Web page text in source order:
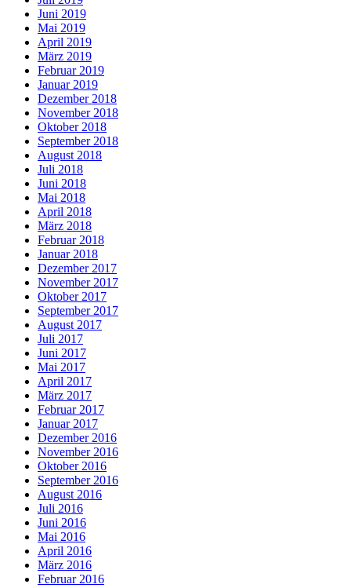
Juni 2019
Mai 2019
April 2019
März 2019
Februar 2019
Januar 2019
Dezember 2018
November 2018
Oktober 2018
September 2018
August 2018
Juli 2018
Juni 2018
Mai 2018
April 2018
März 2018
Februar 2018
Januar 2018
Dezember 2017
November 2017
Oktober 2017
September 2017
August 2017
Juli 2017
Juni 2017
Mai 2017
April 2017
März 2017
Februar 2017
Januar 2017
Dezember 2016
November 2016
Oktober 2016
September 2016
August 2016
Juli 2016
Juni 2016
Mai 2016
April 2016
März 2016
Februar 2016